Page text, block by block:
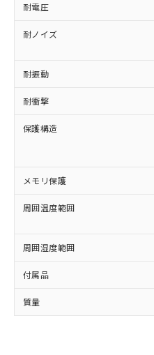
耐電圧
耐ノイズ
耐振動
耐衝撃
保護構造
メモリ保護
周囲温度範囲
周囲湿度範囲
付属品
質量
在庫状況およ
事前の承諾な
示しないよう
マイパーツ機
ビス）をご利
メンバーズに
お客様が当ウ
登録された部
および当社の
品・サービス
引・商談に必
※当社の共同
用者の範囲」
部品在庫の切り替
※3 非含有証明書
下記の非含有証明
EU RoHS指令（10
51物質の非含有証明
るもので、過去に遡
また、RoHS指令
物質の対応では、
荷製品に未対応品が
欄に対応日を記載し
「ｅ」：有害物質
準値以下であること
「10」：通常の使
質が外部に漏えいし
「－」：未確認で
当社は、貴社
該第三者に通
販売先および
法に輸出する
機器販売
受注生産
情報を公